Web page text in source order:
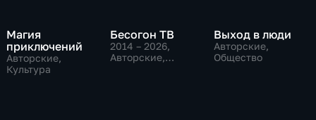
Магия
приключений
Авторские,
Культура
Бесогон ТВ
2014 – 2026,
Авторские,
Выход в люди
Авторские,
Общество